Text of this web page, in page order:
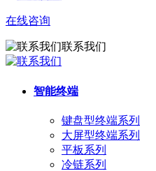
在线咨询
联系我们
智能终端
键盘型终端系列
大屏型终端系列
平板系列
冷链系列